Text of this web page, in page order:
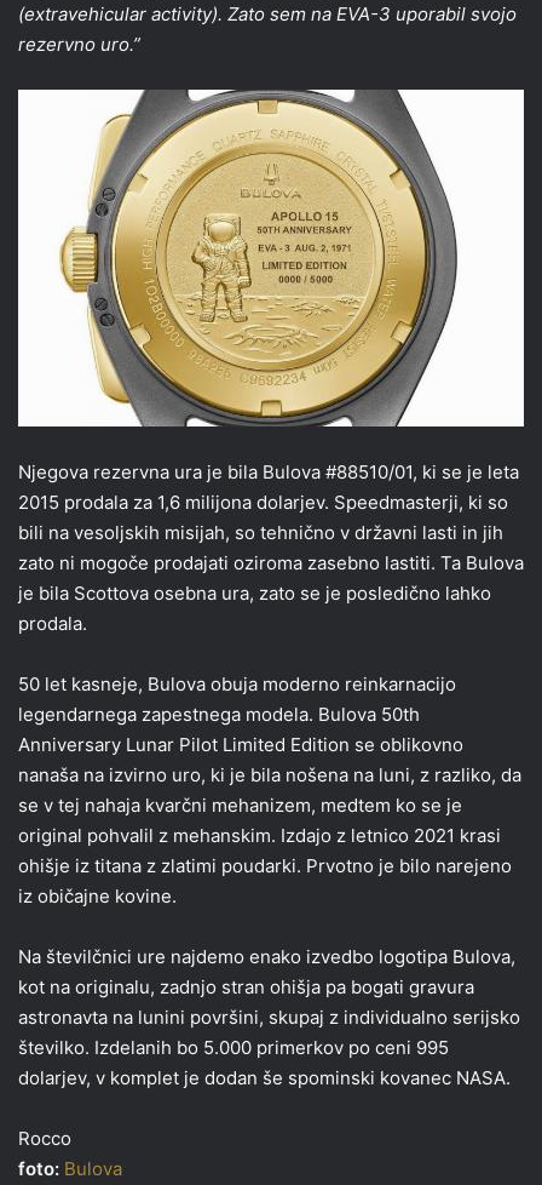
(extravehicular activity). Zato sem na EVA-3 uporabil svojo
rezervno uro.”
Njegova rezervna ura je bila Bulova #88510/01, ki se je leta
2015 prodala za 1,6 milijona dolarjev. Speedmasterji, ki so
bili na vesoljskih misijah, so tehnično v državni lasti in jih
zato ni mogoče prodajati oziroma zasebno lastiti. Ta Bulova
je bila Scottova osebna ura, zato se je posledično lahko
prodala.
50 let kasneje, Bulova obuja moderno reinkarnacijo
legendarnega zapestnega modela. Bulova 50th
Anniversary Lunar Pilot Limited Edition se oblikovno
nanaša na izvirno uro, ki je bila nošena na luni, z razliko, da
se v tej nahaja kvarčni mehanizem, medtem ko se je
original pohvalil z mehanskim. Izdajo z letnico 2021 krasi
ohišje iz titana z zlatimi poudarki. Prvotno je bilo narejeno
iz običajne kovine.
Na številčnici ure najdemo enako izvedbo logotipa Bulova,
kot na originalu, zadnjo stran ohišja pa bogati gravura
astronavta na lunini površini, skupaj z individualno serijsko
številko. Izdelanih bo 5.000 primerkov po ceni 995
dolarjev, v komplet je dodan še spominski kovanec NASA.
Rocco
foto: Bulova